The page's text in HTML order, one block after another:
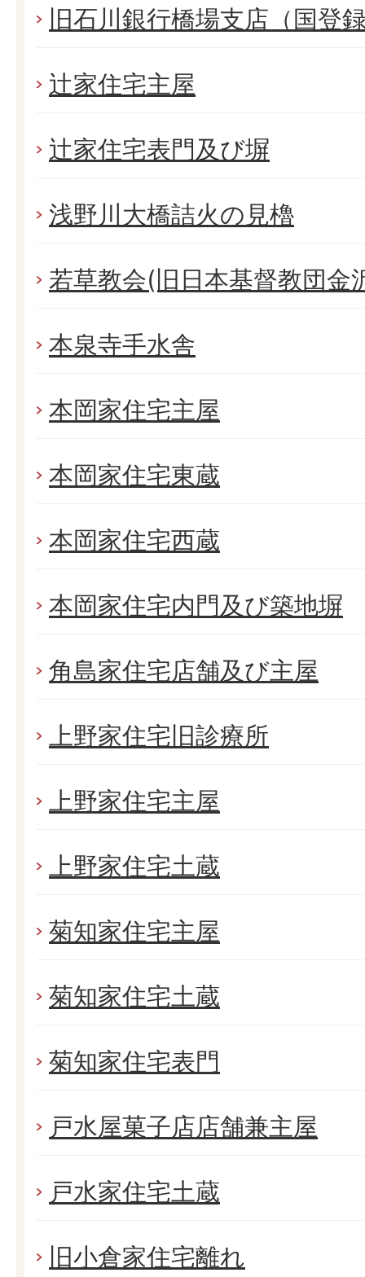
旧石川銀行橋場支店（国登
辻家住宅主屋
辻家住宅表門及び塀
浅野川大橋詰火の見櫓
若草教会(旧日本基督教団金
本泉寺手水舎
本岡家住宅主屋
本岡家住宅東蔵
本岡家住宅西蔵
本岡家住宅内門及び築地塀
角島家住宅店舗及び主屋
上野家住宅旧診療所
上野家住宅主屋
上野家住宅土蔵
菊知家住宅主屋
菊知家住宅土蔵
菊知家住宅表門
戸水屋菓子店店舗兼主屋
戸水家住宅土蔵
旧小倉家住宅離れ